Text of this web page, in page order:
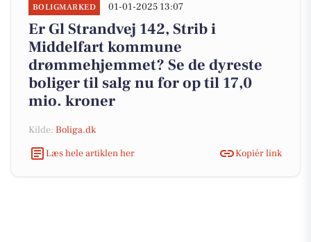
BOLIGMARKED 01-01-2025 13:07
Er Gl Strandvej 142, Strib i
Middelfart kommune
drømmehjemmet? Se de dyreste
boliger til salg nu for op til 17,0
mio. kroner
Kilde: Boliga.dk
Læs hele artiklen her
Kopiér link